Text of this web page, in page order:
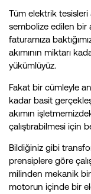
Tüm elektrik tesisleri
sembolize edilen bir
faturamıza
akımının miktarı
yükümlüyüz.
Fakat bir cümleyle
kadar basit
akımın
çalıştırabilmesi için
Bildiğiniz gibi
prensiplere göre
milinden mekanik
motorun içinde bir